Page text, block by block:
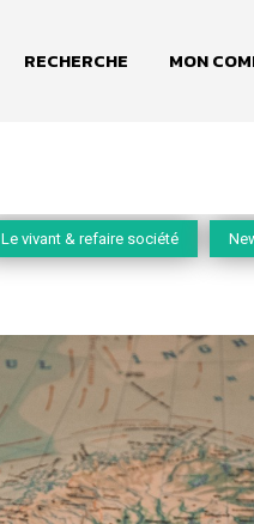
RECHERCHE MON
Le vivant & refaire société